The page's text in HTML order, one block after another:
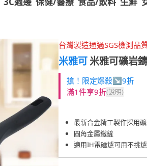
台灣製造通過SGS檢測品
米雅可米雅可礦岩
搶！限定爆殺↘9折
滿1件享9折(說明)
最新合金精工製作採用
圓角金屬鐵鏟
適用IH電磁爐可用不挑